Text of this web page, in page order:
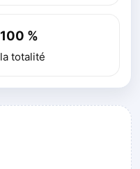
100 %
la totalité